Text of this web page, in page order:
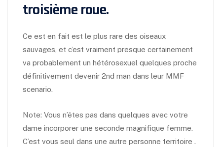
troisième roue.
Ce est en fait est le plus rare des oiseaux
sauvages, et c’est vraiment presque certainement
va probablement un hétérosexuel quelques proche
définitivement devenir 2nd man dans leur MMF
scenario.
Note: Vous n’êtes pas dans quelques avec votre
dame incorporer une seconde magnifique femme.
C’est vous seul dans une autre personne territoire .